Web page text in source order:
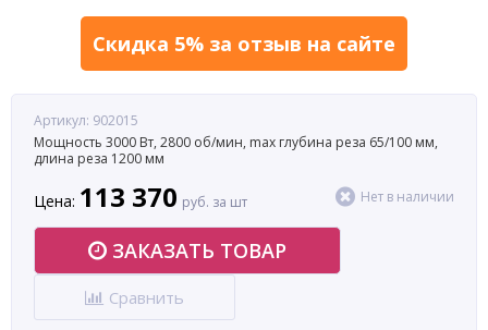
Скидка 5% за отзыв на сайте
Артикул: 902015
Мощность 3000 Вт, 2800 об/мин, max глубина реза 65/100 мм,
длина реза 1200 мм
Цена: 113 370 руб. за шт Нет в наличии
ЗАКАЗАТЬ ТОВАР
Сравнить